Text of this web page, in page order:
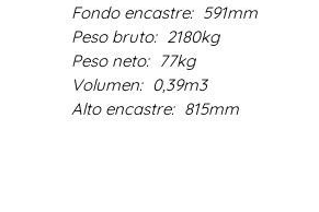
Fondo encastre: 591mm
Peso bruto: 2180kg
Peso neto: 77kg
Volumen: 0,39m3
Alto encastre: 815mm